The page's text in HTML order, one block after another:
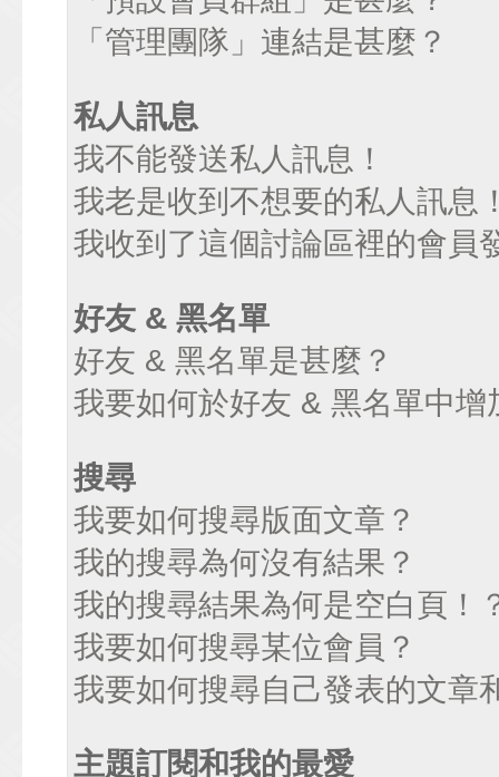
「管理團隊」連結是甚麼？
私人訊息
我不能發送私人訊息！
我老是收到不想要的私人訊息
我收到了這個討論區裡的會員
好友 & 黑名單
好友 & 黑名單是甚麼？
我要如何於好友 & 黑名單中增
搜尋
我要如何搜尋版面文章？
我的搜尋為何沒有結果？
我的搜尋結果為何是空白頁！
我要如何搜尋某位會員？
我要如何搜尋自己發表的文章
主題訂閱和我的最愛